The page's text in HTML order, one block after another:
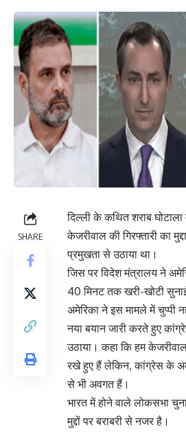
SHARE
दिल्ली के कथित शराब
केजरीवाल की गिरफ्तारी का
प्रमुखता से उठाया था।
जिस पर विदेश मंत्रालय ने
40 मिनट तक खरी-खोटी
अमेरिका ने इस मामले में चुप्पी
नया बयान जारी करते हुए
उठाया। कहा कि हम
रखे हुए हैं लेकिन, कांग्रेस के
से भी अवगत हैं।
भारत में होने वाले लोकसभा
मुद्दों पर बराबरी से नजर है।